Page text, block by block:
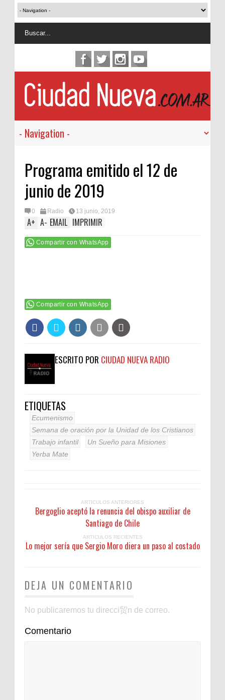
Programa emitido el 12 de
junio de 2019
0 Radio 13 junio, 2019
A+ A- EMAIL IMPRIMIR
Compartir con WhatsApp
Compartir con WhatsApp
ESCRITO POR CIUDAD NUEVA RADIO
ETIQUETAS
Ecumenismo
Semana de oración por la Unidad de los Cristianos
Trabajo infantil
Un Sueño para Misiones
Yerba Mate
ARTICULOS ANTERIORES
Bergoglio aceptó la renuncia del obispo auxiliar de
Santiago de Chile
ARTICULOS RECIENTES
Lo mejor sería que Sergio Moro diera un paso al costado
DEJA UN COMENTARIO
No publicaremos tu direcci贸n de correo.
Comentario